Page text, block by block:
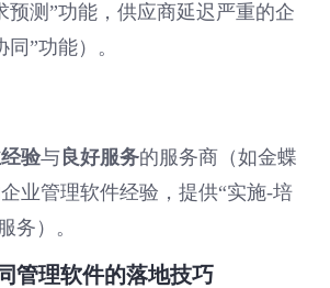
预测”功能，供应商延迟严重的企
”功能）。
验与良好服务的服务商（如金蝶
业管理软件经验，提供“实施-培
务）。
管理软件的落地技巧